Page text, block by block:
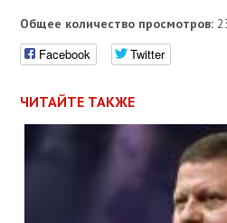
Общее количество просмотров:
Facebook Twitter
ЧИТАЙТЕ ТАКЖЕ